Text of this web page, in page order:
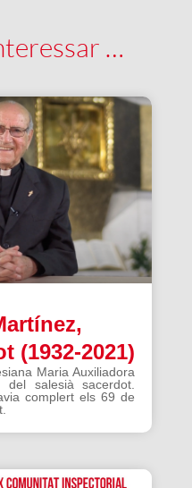
…
(1932-2021)
Maria Auxiliadora
salesià sacerdot.
complert els 69 de